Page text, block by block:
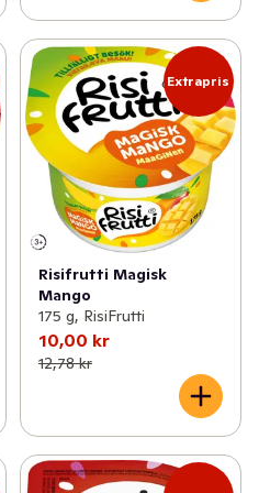
Extrapris
Risifrutti Magisk
Mango
175 g, RisiFrutti
10,00 kr
12,78 kr